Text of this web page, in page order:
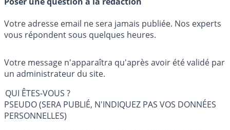
Votre adresse email ne sera jamais publiée. Nos experts
vous répondent sous quelques heures.
Votre message n'apparaîtra qu'après avoir été validé par
un administrateur du site.
QUI ÊTES-VOUS ?
PSEUDO (SERA PUBLIÉ, N'INDIQUEZ PAS VOS DONNÉES
PERSONNELLES)